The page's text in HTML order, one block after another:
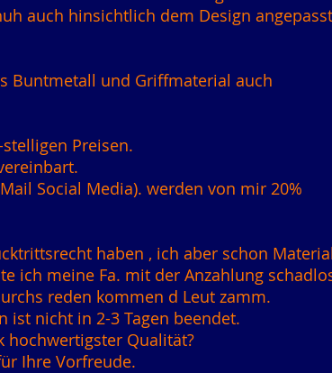
auch hinsichtlich dem Design
Buntmetall und Griffmaterial auch
Preisen.
Social Media). werden von mir 20%
haben , ich aber schon Material
ich meine Fa. mit der Anzahlung
reden kommen d Leut zamm.
ist nicht in 2-3 Tagen beendet.
hochwertigster Qualität?
Ihre Vorfreude.